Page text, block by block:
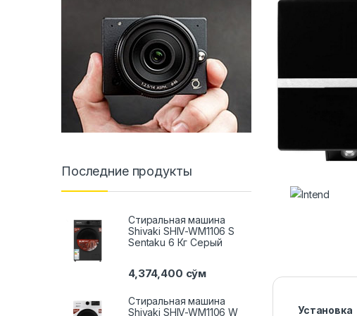
Установка
Последние продукты
Стиральная машина
Shivaki SHIV-WM1106 S
Sentaku 6 Кг Серый
4,374,400 сўм
Стиральная машина
Shivaki SHIV-WM1106 W